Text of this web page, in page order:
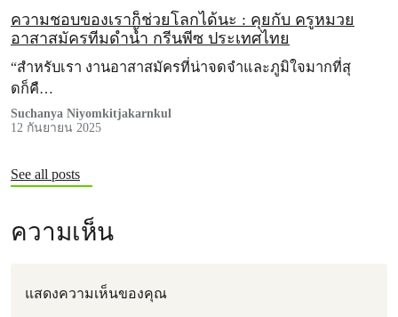
ความชอบของเราก็ช่วยโลกได้นะ : คุยกับ ครูหมวย
อาสาสมัครทีมดำน้ำ กรีนพีซ ประเทศไทย
“สำหรับเรา งานอาสาสมัครที่น่าจดจำและภูมิใจมากที่สุ
ดก็คื…
Suchanya Niyomkitjakarnkul
12 กันยายน 2025
See all posts
ความเห็น
แสดงความเห็นของคุณ